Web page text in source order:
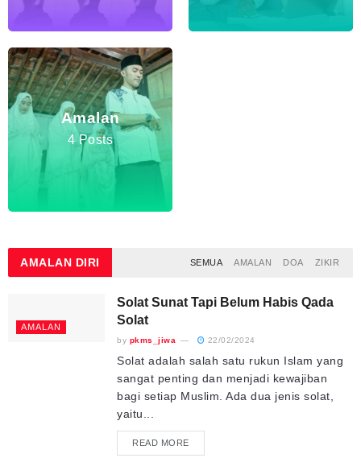
Amalan
4 Posts
AMALAN DIRI SEMUA AMALAN DOA ZIKIR
AMALAN
Solat Sunat Tapi Belum Habis Qada
Solat
by pkms_jiwa 22/02/2024
Solat adalah salah satu rukun Islam yang
sangat penting dan menjadi kewajiban
bagi setiap Muslim. Ada dua jenis solat,
yaitu...
READ MORE